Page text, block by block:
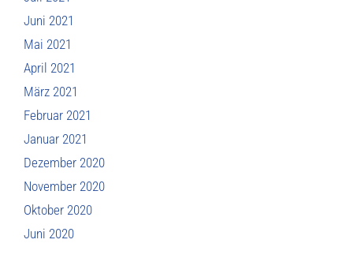
Juni 2021
Mai 2021
April 2021
März 2021
Februar 2021
Januar 2021
Dezember 2020
November 2020
Oktober 2020
Juni 2020